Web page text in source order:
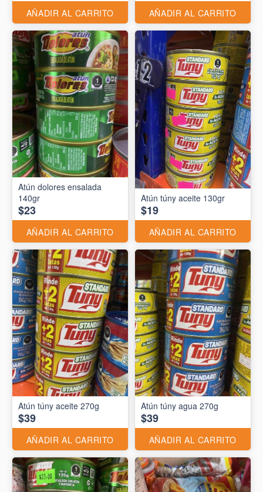
AÑADIR AL CARRITO AÑADIR AL CARRITO
Atún dolores ensalada
140gr
$23
AÑADIR AL CARRITO
Atún túny aceite 130gr
$19
AÑADIR AL CARRITO
Atún túny aceite 270g
$39
AÑADIR AL CARRITO
Atún túny agua 270g
$39
AÑADIR AL CARRITO